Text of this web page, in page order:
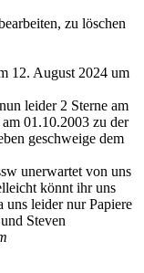
zu löschen
12. August 2024 um
leider 2 Sterne am
01.10.2003 zu der
geschweige dem
unerwartet von uns
könnt ihr uns
uns leider nur Papiere
Steven